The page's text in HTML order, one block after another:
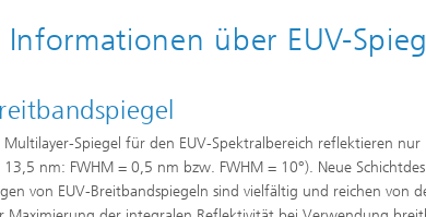
über EUV-
Multilayer-Spiegel für den EUV-Spektralbereich reflektieren
nm: FWHM = 0,5 nm bzw. FWHM = 10°). Neue
von EUV-Breitbandspiegeln sind vielfältig und reichen von